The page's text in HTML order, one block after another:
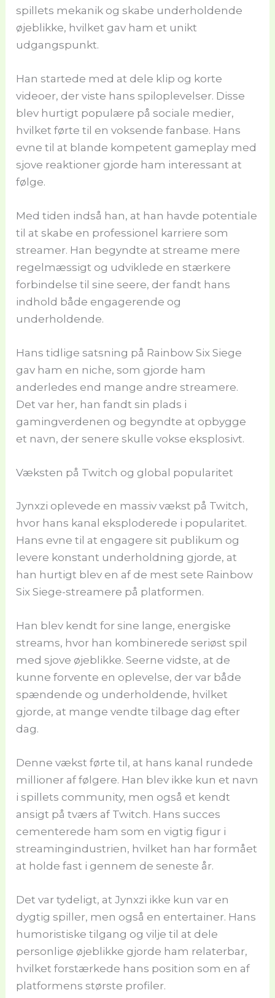
spillets mekanik og skabe underholdende
øjeblikke, hvilket gav ham et unikt
udgangspunkt.
Han startede med at dele klip og korte
videoer, der viste hans spiloplevelser. Disse
blev hurtigt populære på sociale medier,
hvilket førte til en voksende fanbase. Hans
evne til at blande kompetent gameplay med
sjove reaktioner gjorde ham interessant at
følge.
Med tiden indså han, at han havde potentiale
til at skabe en professionel karriere som
streamer. Han begyndte at streame mere
regelmæssigt og udviklede en stærkere
forbindelse til sine seere, der fandt hans
indhold både engagerende og
underholdende.
Hans tidlige satsning på Rainbow Six Siege
gav ham en niche, som gjorde ham
anderledes end mange andre streamere.
Det var her, han fandt sin plads i
gamingverdenen og begyndte at opbygge
et navn, der senere skulle vokse eksplosivt.
Væksten på Twitch og global popularitet
Jynxzi oplevede en massiv vækst på Twitch,
hvor hans kanal eksploderede i popularitet.
Hans evne til at engagere sit publikum og
levere konstant underholdning gjorde, at
han hurtigt blev en af de mest sete Rainbow
Six Siege-streamere på platformen.
Han blev kendt for sine lange, energiske
streams, hvor han kombinerede seriøst spil
med sjove øjeblikke. Seerne vidste, at de
kunne forvente en oplevelse, der var både
spændende og underholdende, hvilket
gjorde, at mange vendte tilbage dag efter
dag.
Denne vækst førte til, at hans kanal rundede
millioner af følgere. Han blev ikke kun et navn
i spillets community, men også et kendt
ansigt på tværs af Twitch. Hans succes
cementerede ham som en vigtig figur i
streamingindustrien, hvilket han har formået
at holde fast i gennem de seneste år.
Det var tydeligt, at Jynxzi ikke kun var en
dygtig spiller, men også en entertainer. Hans
humoristiske tilgang og vilje til at dele
personlige øjeblikke gjorde ham relaterbar,
hvilket forstærkede hans position som en af
platformens største profiler.